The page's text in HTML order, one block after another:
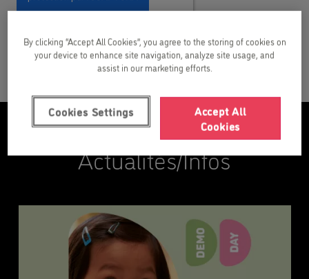
Actualités/Infos
By clicking “Accept All Cookies”, you agree to the storing of cookies on
your device to enhance site navigation, analyze site usage, and
assist in our marketing efforts.
Accept All
Cookies
Cookies Settings